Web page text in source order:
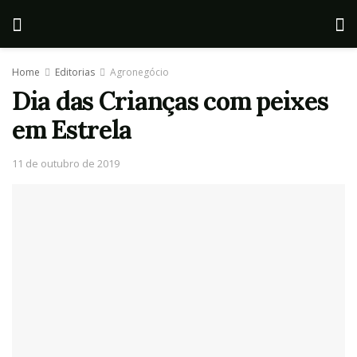
Home Editorias Agronegócio
Dia das Crianças com peixes
em Estrela
11 de outubro de 2019